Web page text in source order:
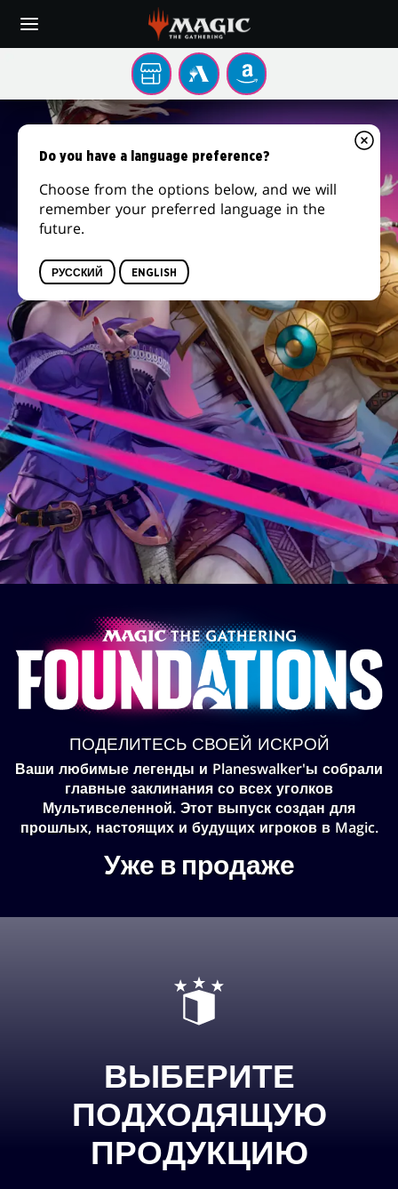
main
Местном
игровом
магазине
MTG
ARENA
AMAZON
MAGIC:
THE
GATHERING®
FOUNDATIONS
ПОДЕЛИТЕСЬ СВОЕЙ ИСКРОЙ
Ваши любимые легенды и Planeswalker'ы собрали
главные заклинания со всех уголков
Мультивселенной. Этот выпуск создан для
прошлых, настоящих и будущих игроков в Magic.
Уже в продаже
ВЫБЕРИТЕ
ПОДХОДЯЩУЮ
ПРОДУКЦИЮ
Do you have a language preference?
Choose from the options below, and we will
remember your preferred language in the
future.
РУССКИЙ ENGLISH